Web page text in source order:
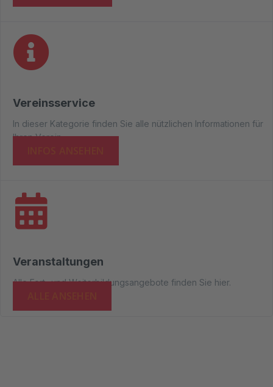
Vereinsservice
In dieser Kategorie finden Sie alle nützlichen Informationen für
Ihren Verein.
Veranstaltungen
Alle Fort- und Weiterbildungsangebote finden Sie hier.